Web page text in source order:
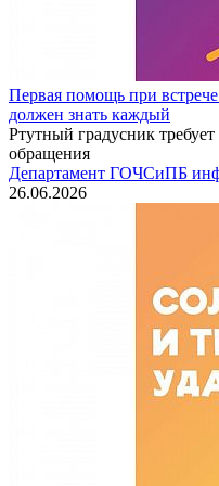
Первая помощь при
должен знать каждый
Ртутный градусник
обращения
Департамент ГОЧСиПБ
26.06.2026